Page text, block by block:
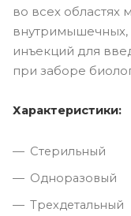
во всех
внутримышечных,
инъекций для
при заборе
Характеристики:
Стерильный
Одноразовый
Трехдетальный